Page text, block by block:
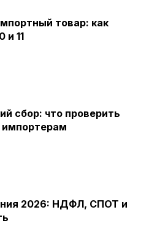
товар: как
и 11
сбор: что проверить
импортерам
2026: НДФЛ, СПОТ и